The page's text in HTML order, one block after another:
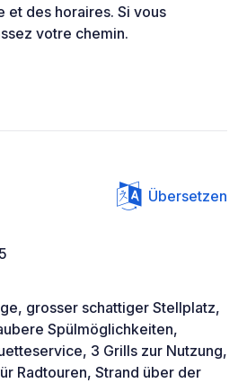
et des horaires. Si vous
votre chemin.
Übersetzen
grosser schattiger Stellplatz,
Spülmöglichkeiten,
3 Grills zur Nutzung,
Radtouren, Strand über der